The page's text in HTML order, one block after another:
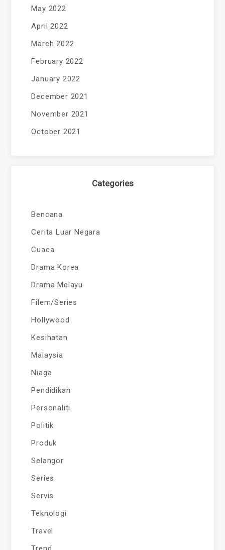
May 2022
April 2022
March 2022
February 2022
January 2022
December 2021
November 2021
October 2021
Categories
Bencana
Cerita Luar Negara
Cuaca
Drama Korea
Drama Melayu
Filem/Series
Hollywood
Kesihatan
Malaysia
Niaga
Pendidikan
Personaliti
Politik
Produk
Selangor
Series
Servis
Teknologi
Travel